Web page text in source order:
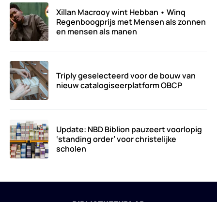
Xillan Macrooy wint Hebban • Winq
Regenboogprijs met Mensen als zonnen
en mensen als manen
Triply geselecteerd voor de bouw van
nieuw catalogiseerplatform OBCP
Update: NBD Biblion pauzeert voorlopig
‘standing order’ voor christelijke
scholen